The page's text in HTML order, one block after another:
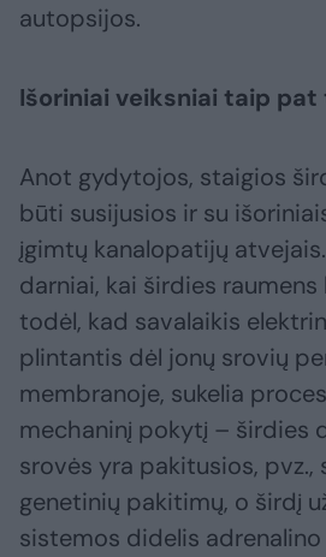
autopsijos.
Išoriniai veiksniai taip
Anot gydytojos, staigios
būti susijusios ir su
įgimtų kanalopatijų
darniai, kai širdies
todėl, kad savalaikis
plintantis dėl jonų srovių
membranoje, sukelia
mechaninį pokytį – širdies
srovės yra pakitusios, pvz.,
genetinių pakitimų, o širdį
sistemos didelis